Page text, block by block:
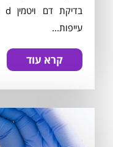
עייפות...
קרא עוד